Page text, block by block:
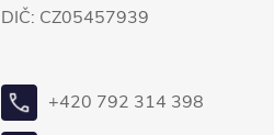
DIČ: CZ05457939
+420 792 314 398